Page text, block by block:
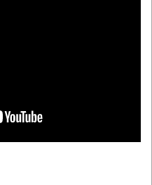
･････････